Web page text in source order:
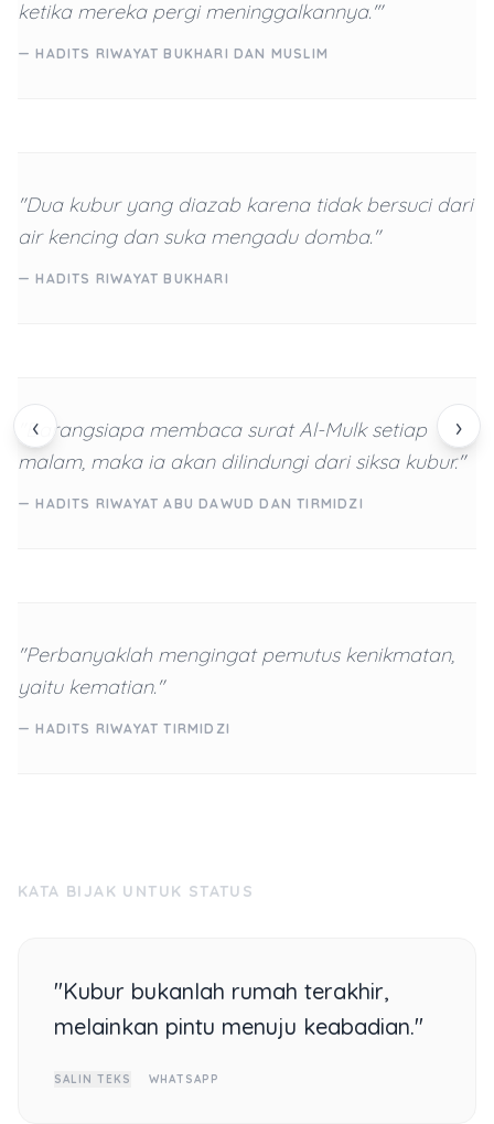
‹ ›
ketika mereka pergi meninggalkannya.'"
— HADITS RIWAYAT BUKHARI DAN MUSLIM
"Dua kubur yang diazab karena tidak bersuci dari
air kencing dan suka mengadu domba."
— HADITS RIWAYAT BUKHARI
"Barangsiapa membaca surat Al-Mulk setiap
malam, maka ia akan dilindungi dari siksa kubur."
— HADITS RIWAYAT ABU DAWUD DAN TIRMIDZI
"Perbanyaklah mengingat pemutus kenikmatan,
yaitu kematian."
— HADITS RIWAYAT TIRMIDZI
KATA BIJAK UNTUK STATUS
"Kubur bukanlah rumah terakhir,
melainkan pintu menuju keabadian."
SALIN TEKS WHATSAPP